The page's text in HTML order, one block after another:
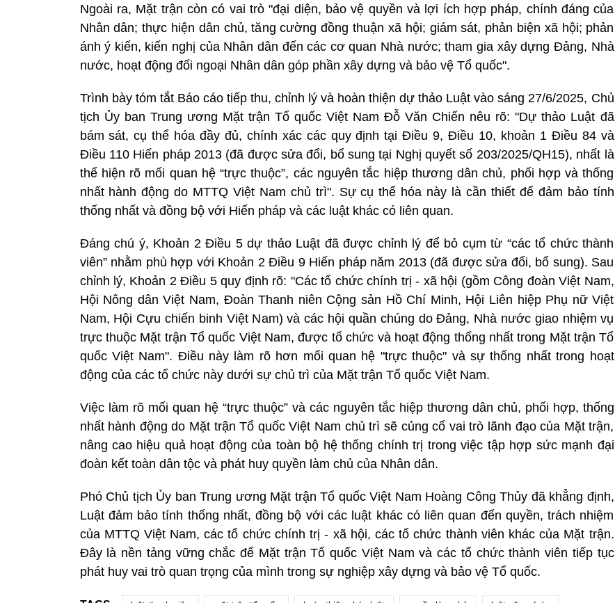
Ngoài ra, Mặt trận còn có vai trò "đại diện, bảo vệ quyền và lợi ích hợp pháp, chính đáng của
Nhân dân; thực hiện dân chủ, tăng cường đồng thuận xã hội; giám sát, phản biện xã hội; phản
ánh ý kiến, kiến nghị của Nhân dân đến các cơ quan Nhà nước; tham gia xây dựng Đảng, Nhà
nước, hoạt động đối ngoại Nhân dân góp phần xây dựng và bảo vệ Tổ quốc".
Trình bày tóm tắt Báo cáo tiếp thu, chỉnh lý và hoàn thiện dự thảo Luật vào sáng 27/6/2025, Chủ
tịch Ủy ban Trung ương Mặt trận Tổ quốc Việt Nam Đỗ Văn Chiến nêu rõ: "Dự thảo Luật đã
bám sát, cụ thể hóa đầy đủ, chính xác các quy định tại Điều 9, Điều 10, khoản 1 Điều 84 và
Điều 110 Hiến pháp 2013 (đã được sửa đổi, bổ sung tại Nghị quyết số 203/2025/QH15), nhất là
thể hiện rõ mối quan hệ “trực thuộc”, các nguyên tắc hiệp thương dân chủ, phối hợp và thống
nhất hành động do MTTQ Việt Nam chủ trì". Sự cụ thể hóa này là cần thiết để đảm bảo tính
thống nhất và đồng bộ với Hiến pháp và các luật khác có liên quan.
Đáng chú ý, Khoản 2 Điều 5 dự thảo Luật đã được chỉnh lý để bỏ cụm từ “các tổ chức thành
viên” nhằm phù hợp với Khoản 2 Điều 9 Hiến pháp năm 2013 (đã được sửa đổi, bổ sung). Sau
chỉnh lý, Khoản 2 Điều 5 quy định rõ: "Các tổ chức chính trị - xã hội (gồm Công đoàn Việt Nam,
Hội Nông dân Việt Nam, Đoàn Thanh niên Cộng sản Hồ Chí Minh, Hội Liên hiệp Phụ nữ Việt
Nam, Hội Cựu chiến binh Việt Nam) và các hội quần chúng do Đảng, Nhà nước giao nhiệm vụ
trực thuộc Mặt trận Tổ quốc Việt Nam, được tổ chức và hoạt động thống nhất trong Mặt trận Tổ
quốc Việt Nam". Điều này làm rõ hơn mối quan hệ "trực thuộc" và sự thống nhất trong hoạt
động của các tổ chức này dưới sự chủ trì của Mặt trận Tổ quốc Việt Nam.
Việc làm rõ mối quan hệ “trực thuộc” và các nguyên tắc hiệp thương dân chủ, phối hợp, thống
nhất hành động do Mặt trận Tổ quốc Việt Nam chủ trì sẽ củng cố vai trò lãnh đạo của Mặt trận,
nâng cao hiệu quả hoạt động của toàn bộ hệ thống chính trị trong việc tập hợp sức mạnh đại
đoàn kết toàn dân tộc và phát huy quyền làm chủ của Nhân dân.
Phó Chủ tịch Ủy ban Trung ương Mặt trận Tổ quốc Việt Nam Hoàng Công Thủy đã khẳng định,
Luật đảm bảo tính thống nhất, đồng bộ với các luật khác có liên quan đến quyền, trách nhiệm
của MTTQ Việt Nam, các tổ chức chính trị - xã hội, các tổ chức thành viên khác của Mặt trận.
Đây là nền tảng vững chắc để Mặt trận Tổ quốc Việt Nam và các tổ chức thành viên tiếp tục
phát huy vai trò quan trọng của mình trong sự nghiệp xây dựng và bảo vệ Tổ quốc.